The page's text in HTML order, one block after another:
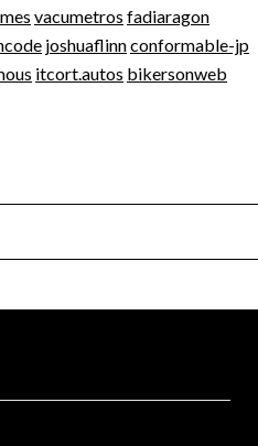
vacumetros fadiaragon
joshuaflinnconformable-jp
itcort.autos bikersonweb